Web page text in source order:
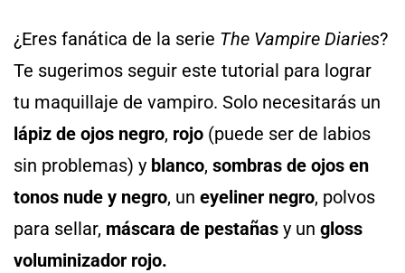
¿Eres fanática de la serie The Vampire Diaries?
Te sugerimos seguir este tutorial para lograr
tu maquillaje de vampiro. Solo necesitarás un
lápiz de ojos negro, rojo (puede ser de labios
sin problemas) y blanco, sombras de ojos en
tonos nude y negro, un eyeliner negro, polvos
para sellar, máscara de pestañas y un gloss
voluminizador rojo.